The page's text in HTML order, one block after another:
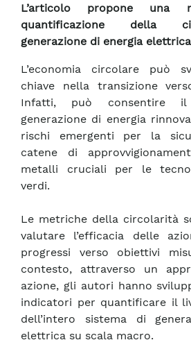
L’articolo propone
quantificazione della
generazione di energia
L’economia circolare può
chiave nella transizione
Infatti, può consentire il
generazione di energia
rischi emergenti per la
catene di
metalli cruciali per le
verdi.
Le metriche della circolarità
valutare l’efficacia delle
progressi verso obiettivi
contesto, attraverso un
azione, gli autori hanno
indicatori per quantificare il
dell’intero sistema di
elettrica su scala macro.